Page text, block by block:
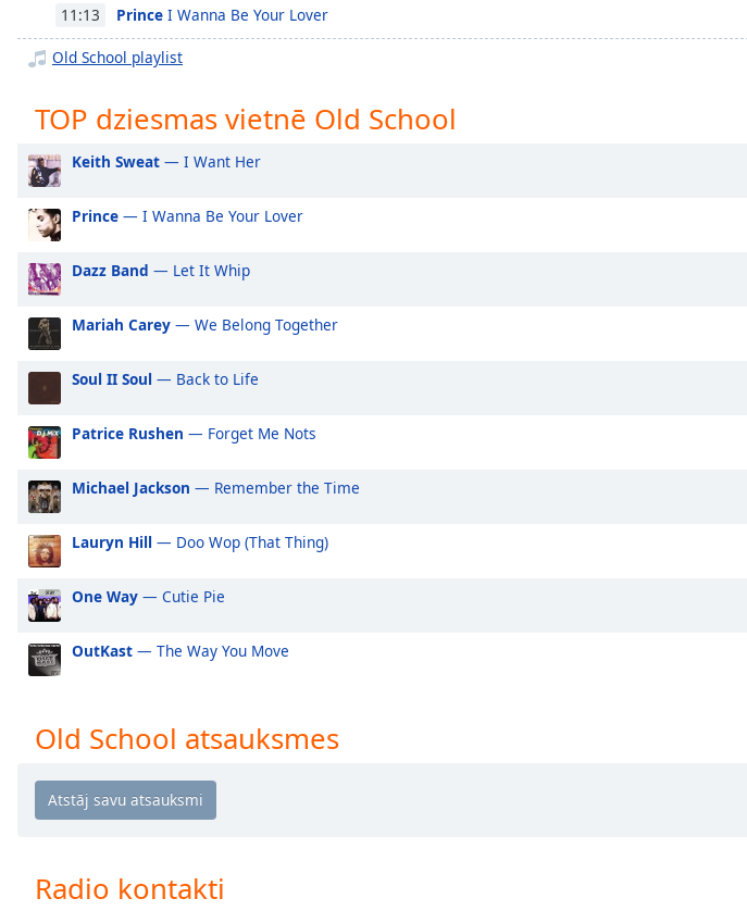
descriptions
selected
Subtitles
settings,
opens
subtitles
settings
dialog
subtitles
off
selected
Audio
Track
Picture-
in-
Fullscreen
This
modal
window.
window.
Escape
11:13 Prince I Wanna Be Your Lover
Old School playlist
TOP dziesmas vietnē Old School
Keith Sweat — I Want Her
Prince — I Wanna Be Your Lover
Dazz Band — Let It Whip
Mariah Carey — We Belong Together
Soul II Soul — Back to Life
Patrice Rushen — Forget Me Nots
Michael Jackson — Remember the Time
Lauryn Hill — Doo Wop (That Thing)
One Way — Cutie Pie
OutKast — The Way You Move
Old School atsauksmes
Radio kontakti